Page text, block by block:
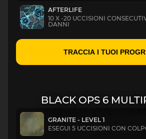
AFTERLIFE
10 X -20 UCCISIONI
DANNI
TRACCIA I TUOI
BLACK OPS 6
GRANITE - LEVEL 1
ESEGUI 5 UCCISIONI CON